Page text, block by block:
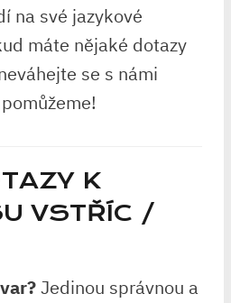
na⁢ své jazykové
máte nějaké⁢ dotazy​
se s námi
K
VSTŘÍC /
Jedinou správnou a